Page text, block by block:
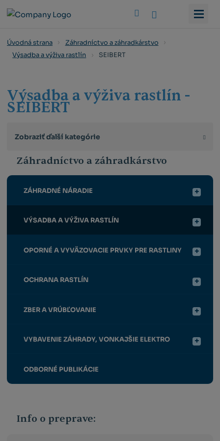
Úvodná strana
Záhradníctvo a záhradkárstvo
Výsadba a výživa rastlín
SEIBERT
Výsadba a výživa rastlín -
SEIBERT
Zobraziť ďalší kategórie
Záhradníctvo a záhradkárstvo
ZÁHRADNÉ NÁRADIE
VÝSADBA A VÝŽIVA RASTLÍN
OPORNÉ A VYVÄZOVACIE PRVKY PRE RASTLINY
OCHRANA RASTLÍN
ZBER A VRÚBĽOVANIE
VYBAVENIE ZÁHRADY, VONKAJŠIE ELEKTRO
ODBORNÉ PUBLIKÁCIE
Info o preprave: